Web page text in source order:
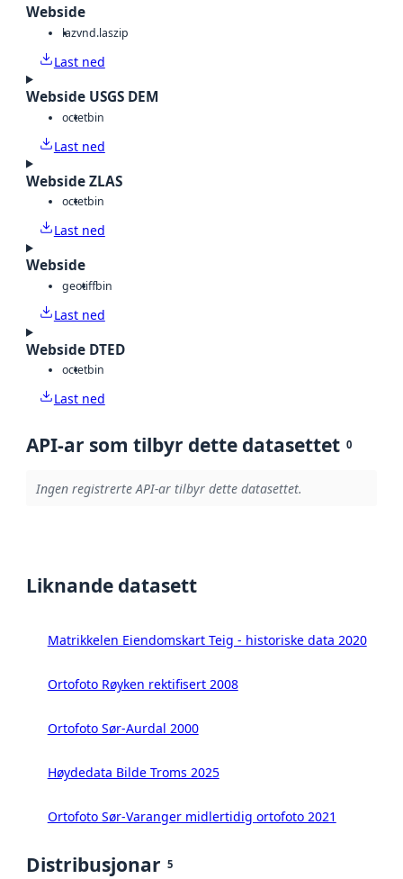
Webside
lazvnd.laszip
Last ned
Webside USGS DEM
octetbin
Last ned
Webside ZLAS
octetbin
Last ned
Webside
geotiffbin
Last ned
Webside DTED
octetbin
Last ned
API-ar som tilbyr dette datasettet 0
Ingen registrerte API-ar tilbyr dette datasettet.
Liknande datasett
Matrikkelen Eiendomskart Teig - historiske data 2020
Ortofoto Røyken rektifisert 2008
Ortofoto Sør-Aurdal 2000
Høydedata Bilde Troms 2025
Ortofoto Sør-Varanger midlertidig ortofoto 2021
Distribusjonar 5